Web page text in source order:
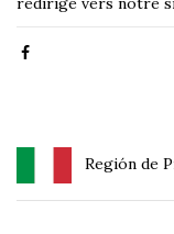
Región de